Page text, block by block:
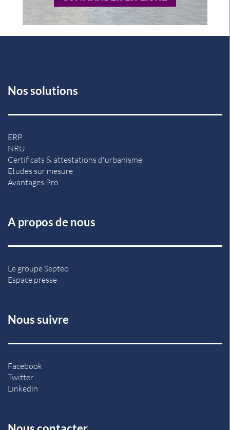
Nos solutions
ERP
NRU
Certificats & attestations d'urbanisme
Etudes sur mesure
Avantages Pro
A propos de nous
Le groupe Septeo
Espace presse
Nous suivre
Facebook
Twitter
Linkedin